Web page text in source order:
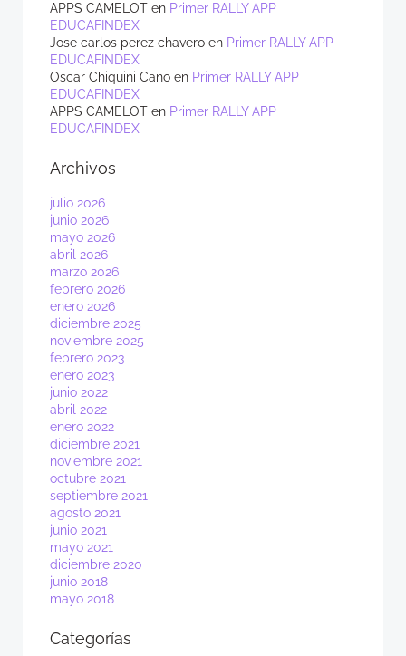
APPS CAMELOT en Primer RALLY APP
EDUCAFINDEX
Jose carlos perez chavero en Primer RALLY APP
EDUCAFINDEX
Oscar Chiquini Cano en Primer RALLY APP
EDUCAFINDEX
APPS CAMELOT en Primer RALLY APP
EDUCAFINDEX
Archivos
julio 2026
junio 2026
mayo 2026
abril 2026
marzo 2026
febrero 2026
enero 2026
diciembre 2025
noviembre 2025
febrero 2023
enero 2023
junio 2022
abril 2022
enero 2022
diciembre 2021
noviembre 2021
octubre 2021
septiembre 2021
agosto 2021
junio 2021
mayo 2021
diciembre 2020
junio 2018
mayo 2018
Categorías